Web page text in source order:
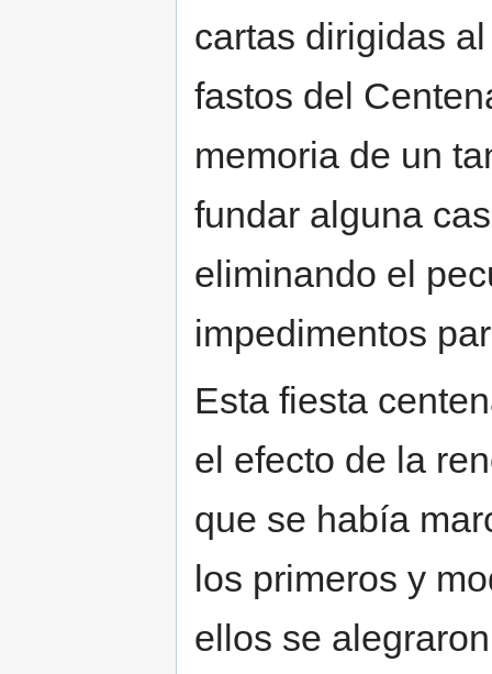
cartas dirigidas
fastos del
memoria de un
fundar alguna
eliminando el
impedimentos
Esta fiesta
el efecto de la
que se había
los primeros y
ellos se